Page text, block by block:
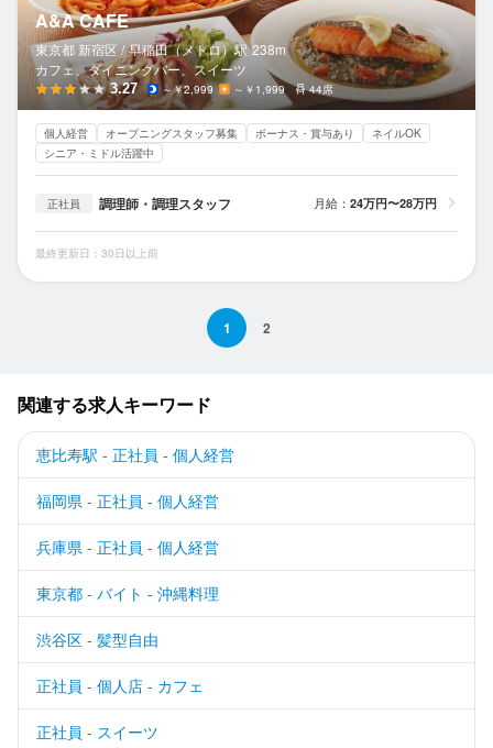
A&A CAFE
東京都 新宿区 / 早稲田（メトロ）駅 238m
カフェ、ダイニングバー、スイーツ
3.27 ～￥2,999 ～￥1,999 44席
個人経営 オープニングスタッフ募集 ボーナス・賞与あり
ネイルOK
シニア・ミドル活躍中
正社員 調理師・調理スタッフ 月給： 24万円〜28万円
最終更新日：30日以上前
1 2
関連する求人キーワード
恵比寿駅 - 正社員 - 個人経営
福岡県 - 正社員 - 個人経営
兵庫県 - 正社員 - 個人経営
東京都 - バイト - 沖縄料理
渋谷区 - 髪型自由
正社員 - 個人店 - カフェ
正社員 - スイーツ